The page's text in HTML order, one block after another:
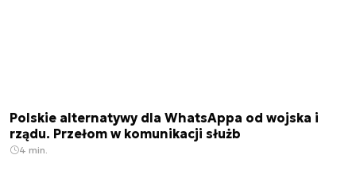
Polskie alternatywy dla WhatsAppa od wojska i
rządu. Przełom w komunikacji służb
4 min.